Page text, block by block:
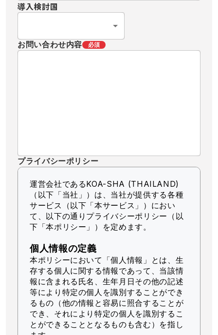
導入検討国
お問い合わせ内容 必須
プライバシーポリシー
運営会社であるKOA-SHA (THAILAND)
（以下「当社」） は、当社が提供する各種
サービス（以下「本サービス」）におい
て、以下の通りプライバシーポリシー（以
下「本ポリシー」）を定めます。
個人情報の定義
本ポリシーにおいて「個人情報」とは、生
存する個人に関する情報であって、当該情
報に含まれる氏名、生年月日その他の記述
等により特定の個人を識別することができ
るもの（他の情報と容易に照合することが
でき、それにより特定の個人を識別するこ
とができることとなるものも含む）を指し